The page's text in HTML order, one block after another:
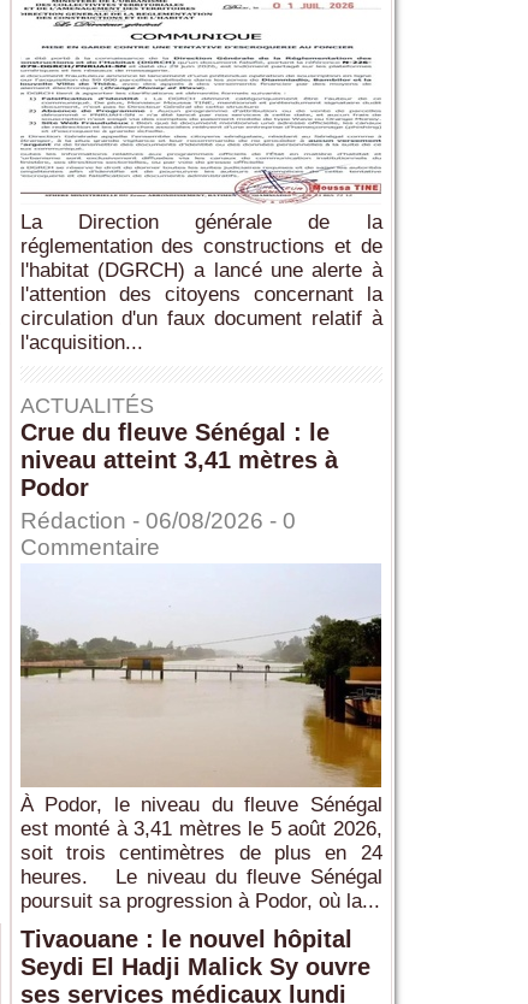
La Direction générale de la
réglementation des constructions et de
l'habitat (DGRCH) a lancé une alerte à
l'attention des citoyens concernant la
circulation d'un faux document relatif à
l'acquisition...
ACTUALITÉS
Crue du fleuve Sénégal : le
niveau atteint 3,41 mètres à
Podor
Rédaction - 06/08/2026 - 0
Commentaire
À Podor, le niveau du fleuve Sénégal
est monté à 3,41 mètres le 5 août 2026,
soit trois centimètres de plus en 24
heures. Le niveau du fleuve Sénégal
poursuit sa progression à Podor, où la...
Tivaouane : le nouvel hôpital
Seydi El Hadji Malick Sy ouvre
ses services médicaux lundi